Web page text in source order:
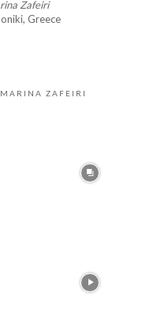
Zafeiri
Greece
ZAFEIRI